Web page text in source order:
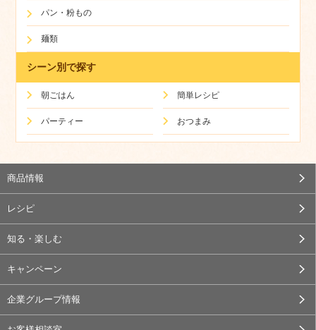
パン・粉もの
麺類
シーン別で探す
朝ごはん 簡単レシピ
パーティー おつまみ
商品情報
レシピ
知る・楽しむ
キャンペーン
企業グループ情報